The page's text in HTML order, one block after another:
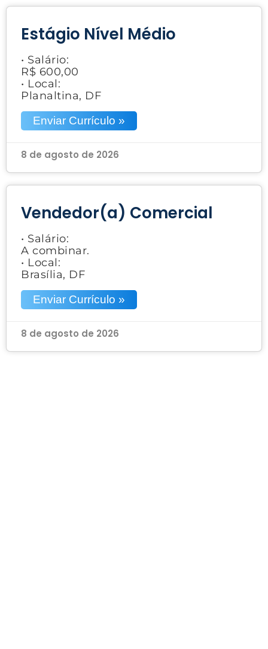
Estágio Nível Médio
• Salário:
R$ 600,00
• Local:
Planaltina, DF
Enviar Currículo »
8 de agosto de 2026
Vendedor(a) Comercial
• Salário:
A combinar.
• Local:
Brasília, DF
Enviar Currículo »
8 de agosto de 2026